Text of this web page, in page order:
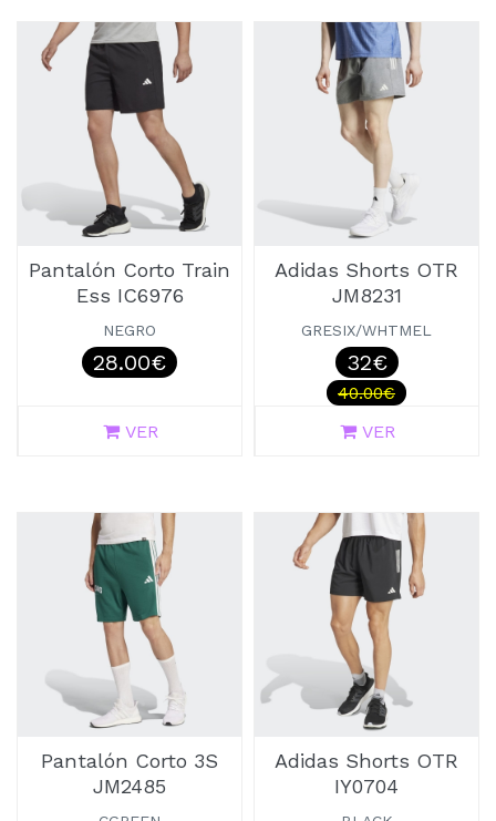
Pantalón Corto Train
Ess IC6976
NEGRO
28.00€
VER
Adidas Shorts OTR
JM8231
GRESIX/WHTMEL
32€
40.00€
VER
Pantalón Corto 3S
JM2485
Adidas Shorts OTR
IY0704